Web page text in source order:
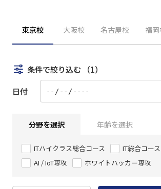
東京校 大阪校 名古屋校 福
条件で絞り込む （1）
日付
分野を選択 年齢を選択
ITハイクラス総合コース
IT総合コース
AI / IoT専攻
ホワイトハッカー専攻